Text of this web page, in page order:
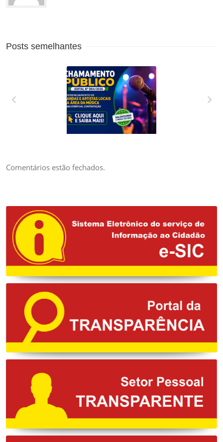
Posts semelhantes
CREDENCIAMENTO
MÚSICA PARA
Comentários estão fechados.